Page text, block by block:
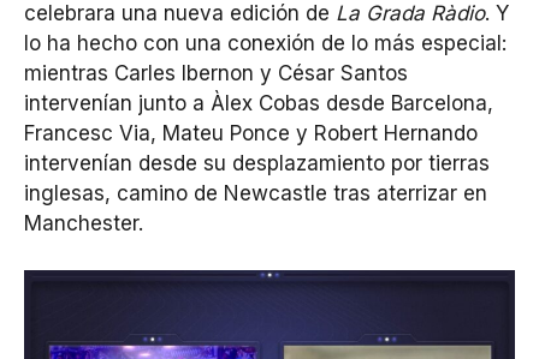
celebrara una nueva edición de La Grada Ràdio. Y
lo ha hecho con una conexión de lo más especial:
mientras Carles Ibernon y César Santos
intervenían junto a Àlex Cobas desde Barcelona,
Francesc Via, Mateu Ponce y Robert Hernando
intervenían desde su desplazamiento por tierras
inglesas, camino de Newcastle tras aterrizar en
Manchester.